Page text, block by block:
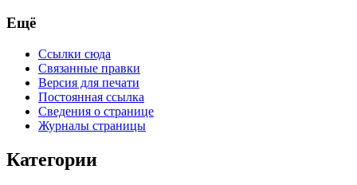
Ещё
Ссылки сюда
Связанные правки
Версия для печати
Постоянная ссылка
Сведения о странице
Журналы страницы
Категории